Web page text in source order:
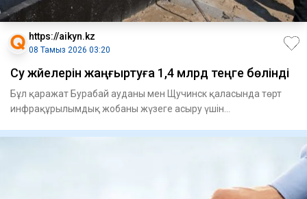
https://aikyn.kz
08 Тамыз 2026 03:20
Су жүйелерін жаңғыртуға 1,4 млрд теңге бөлінді
Бұл қаражат Бурабай ауданы мен Щучинск қаласында төрт
инфрақұрылымдық жобаны жү­зеге асыру үшін